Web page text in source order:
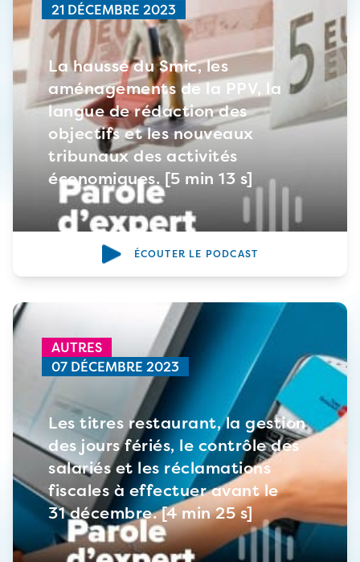
21 DÉCEMBRE 2023
La hausse du Smic, les
aménagements de la PPV, la
langue de rédaction des
objectifs et les nouveaux
tribunaux des activités
économiques. [5 min 13 s]
ÉCOUTER LE PODCAST
AUTRES
07 DÉCEMBRE 2023
Les titres restaurant, la gestion
des jours fériés, le contrôle des
salariés et les réclamations
fiscales à effectuer avant le
31 décembre. [4 min 25 s]